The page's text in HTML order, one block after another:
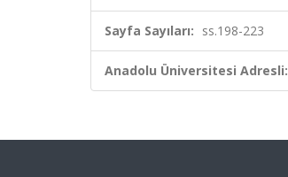
Sayfa Sayıları: ss.198-223
Anadolu Üniversitesi Adresli: